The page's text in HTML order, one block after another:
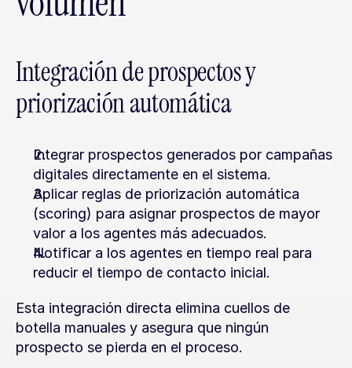
Integración de prospectos y
priorización automática
Integrar prospectos generados por campañas
digitales directamente en el sistema.
Aplicar reglas de priorización automática
(scoring) para asignar prospectos de mayor
valor a los agentes más adecuados.
Notificar a los agentes en tiempo real para
reducir el tiempo de contacto inicial.
Esta integración directa elimina cuellos de
botella manuales y asegura que ningún
prospecto se pierda en el proceso.